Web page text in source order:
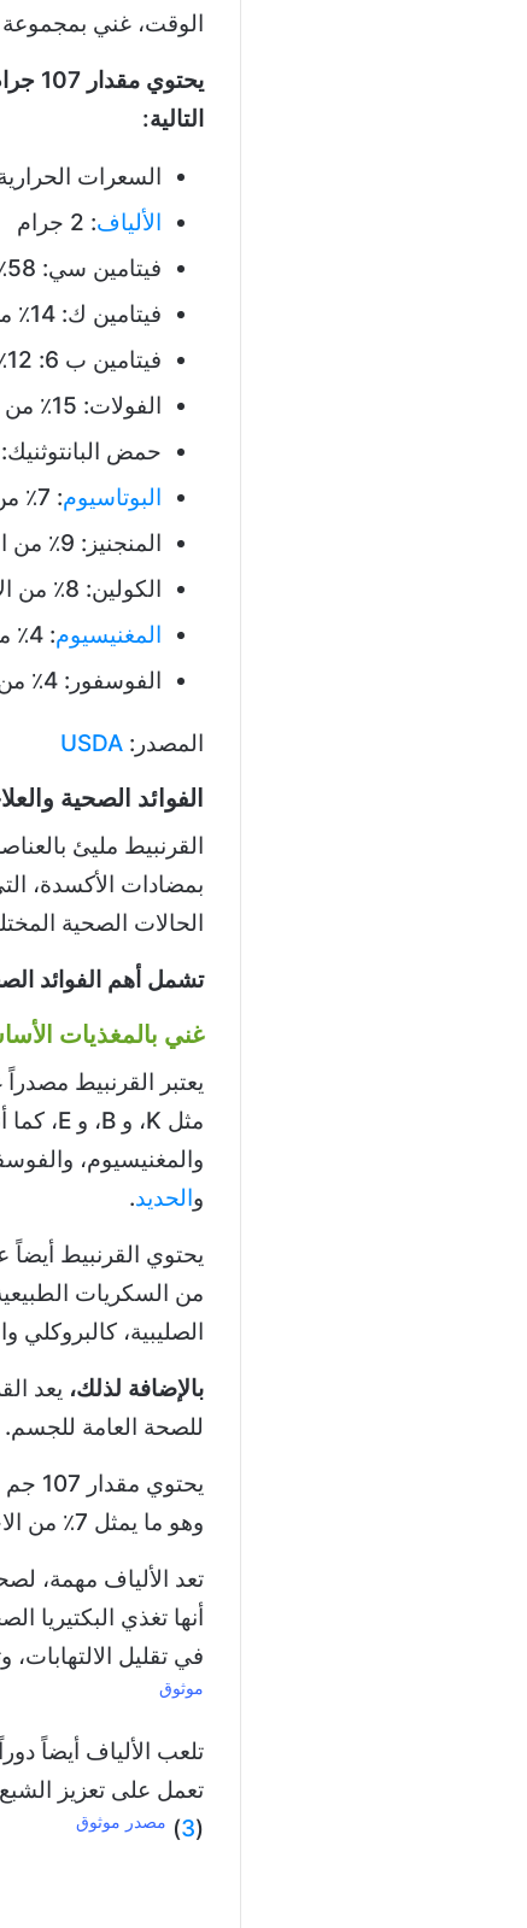
الوقت، غني بمجموعة
التالية:
السعرات الحرارية: 27 سعرة
الألياف: 2 جرام
فيتامين سي: 58٪ من الاحتياج اليومي للجسم
فيتامين ك: 14٪ من الاحتياج اليومي
فيتامين ب 6: 12٪ من الاحتياج اليومي
الفولات: 15٪ من الاحتياج اليومي
حمض البانتوثنيك: 14٪ من الاحتياج اليومي
البوتاسيوم: 7٪ من الاحتياج اليومي
المنجنيز: 9٪ من الاحتياج اليومي
الكولين: 8٪ من الاحتياج اليومي
المغنيسيوم: 4٪ من الاحتياج اليومي
الفوسفور: 4٪ من الاحتياج اليومي
المصدر: USDA
الفوائد الصحية
القرنبيط مليئ
بمضادات الأكسدة،
الحالات الصحية
تشمل أهم الفوائد
غني بالمغذيات
يعتبر القرنبيط مصدراً
مثل K، و B، و E، كما أنه غني أيضاً بالمعادن الحيوية، مثل
والمغنيسيوم،
والحديد.
يحتوي القرنبيط
من السكريات
الصليبية، كالبروكلي
بالإضافة لذلك، يعد
للصحة العامة للجسم.
يحتوي مقدار 107 جم من القرنبيط الطازج، على 2 جم من
وهو ما يمثل 7٪ من الاحتياج اليومي للجسم.
تعد الألياف مهمة،
أنها تغذي البكتيريا
في تقليل
موثوق
تلعب الألياف أيضاً
تعمل على تعزيز
(
3
) مصدر موثوق